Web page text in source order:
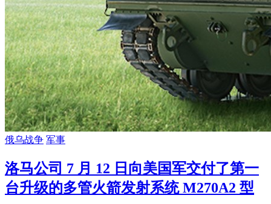
俄乌战争 军事
洛马公司 7 月 12 日向美国军交付了第一
台升级的多管火箭发射系统 M270A2 型